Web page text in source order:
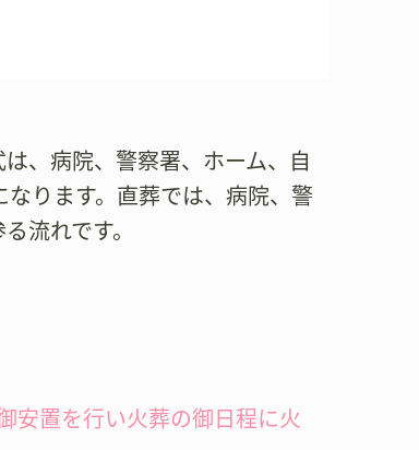
、病院、警察署、ホーム、自
ります。直葬では、病院、警
流れです。
安置を行い火葬の御日程に火